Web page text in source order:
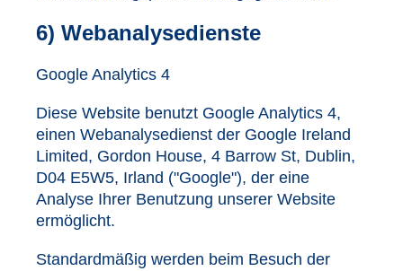
6) Webanalysedienste
Google Analytics 4
Diese Website benutzt Google Analytics 4,
einen Webanalysedienst der Google Ireland
Limited, Gordon House, 4 Barrow St, Dublin,
D04 E5W5, Irland ("Google"), der eine
Analyse Ihrer Benutzung unserer Website
ermöglicht.
Standardmäßig werden beim Besuch der